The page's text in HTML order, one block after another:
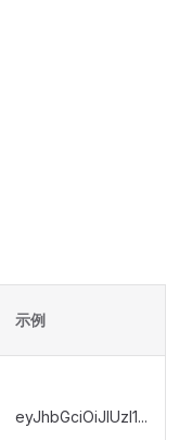
示例
eyJhbGciOiJIUzI1...